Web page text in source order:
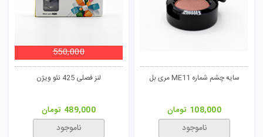
سایه چشم شماره ME11 مری بل
108,000 تومان
ناموجود
لنز فصلی 425 نئو ویژن
550,000
489,000 تومان
ناموجود